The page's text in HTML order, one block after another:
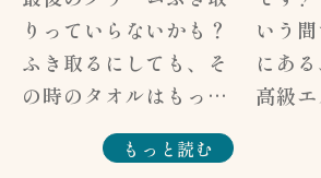
N様） ・リンパトリー
トメント100分コース
【スタッフからのお返
ことにチャレンジする
ベンダ
気持
って
てい
りっていらないかも？
ふき取るにしても、そ
の時のタオルはもっと
なめらかな布地の方が
いいかも。（H・Y
もっと読む
いう
にあ
高級
ぁと
だ違